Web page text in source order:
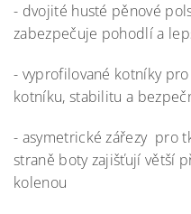
- dvojité husté pěnové
zabezpečuje pohodlí a
- vyprofilované kotníky
kotníku, stabilitu a
- asymetrické zářezy pro
straně boty zajišťují větší
kolenou